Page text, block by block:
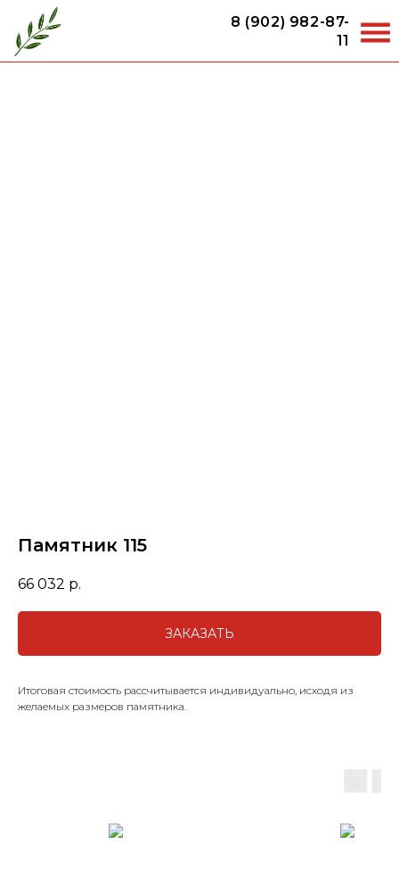
8 (902) 982-87-
11
Памятник 115
66 032 р.
ЗАКАЗАТЬ
Итоговая стоимость рассчитывается индивидуально, исходя из
желаемых размеров памятника.